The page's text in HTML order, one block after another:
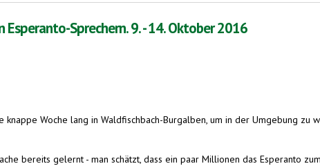
Sprechern. 9. - 14. Oktober 2016
Woche lang in Waldfischbach-Burgalben, um in der Umgebung zu
bereits gelernt - man schätzt, dass ein paar Millionen das Esperanto